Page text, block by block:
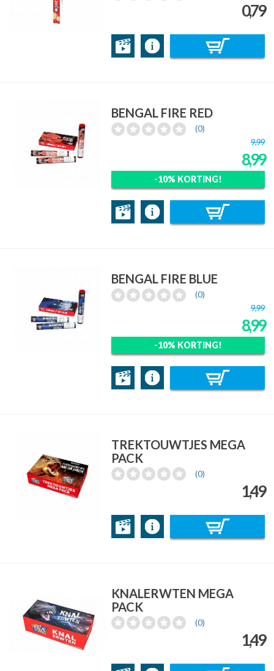
0,79
BENGAL FIRE RED
(0)
9,99
8,99
-10% KORTING!
BENGAL FIRE BLUE
(0)
9,99
8,99
-10% KORTING!
TREKTOUWTJES MEGA
PACK
(0)
1,49
KNALERWTEN MEGA
PACK
(0)
1,49